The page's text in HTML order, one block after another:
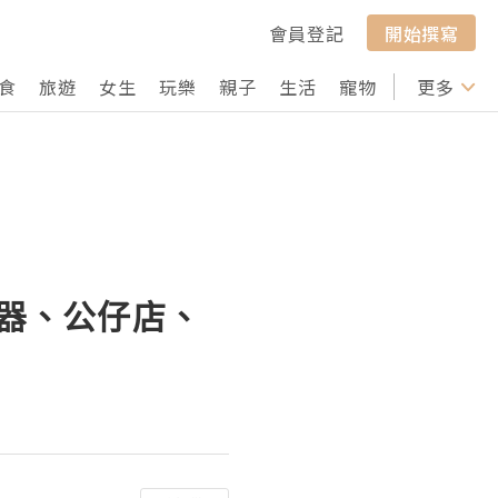
會員登記
開始撰寫
旅遊 女生 玩樂 親子 生活 寵物 行山 打卡
更多
、公仔店、